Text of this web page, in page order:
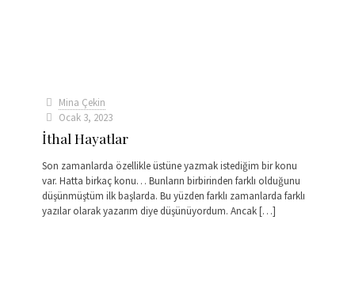
Mina Çekin
Ocak 3, 2023
İthal Hayatlar
Son zamanlarda özellikle üstüne yazmak istediğim bir konu
var. Hatta birkaç konu… Bunların birbirinden farklı olduğunu
düşünmüştüm ilk başlarda. Bu yüzden farklı zamanlarda farklı
yazılar olarak yazarım diye düşünüyordum. Ancak […]